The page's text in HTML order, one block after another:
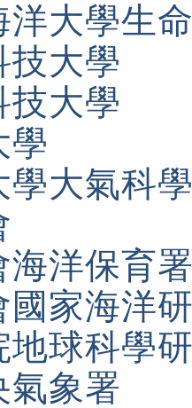
洋大學生
技大學
技大學
學
學大氣科
海洋保育
國家海洋
地球科學
氣象署